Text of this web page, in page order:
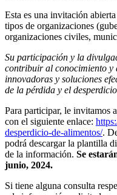
Esta es una invitación
tipos de organizaciones
organizaciones civiles,
Su participación y la
contribuir al conocimiento y
innovadoras y soluciones
de la pérdida y el
Para participar, le invitamos
con el siguiente enlace:
desperdicio-de-alimentos/.
podrá descargar la plantilla
de la información. Se
junio, 2024.
Si tiene alguna consulta